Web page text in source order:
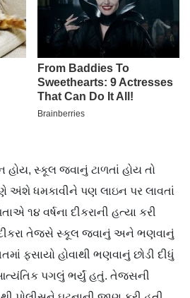
હોય, સ્કૂલ જવાનું ટાળતાં હોય તો
અંશે ધમકાવીને પણ લાઇન પર લાવતાં
૧૪ વર્ષના દીકરાની હત્યા કરી
દીકરા તેજસે સ્કૂલ જવાનું અને ભણવાનું
ફસાયો હોવાથી ભણવાનું છોડી દીધું
પગલું ભર્યું હતું. તેજસની